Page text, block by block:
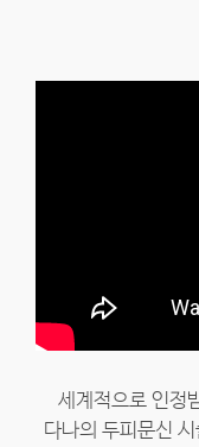
세계적으로 인정
다나의 두피문신